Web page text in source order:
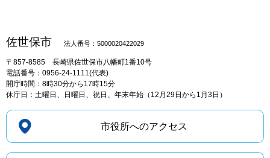
佐世保市 法人番号：5000020422029
〒857-8585 長崎県佐世保市八幡町1番10号
電話番号：0956-24-1111(代表)
開庁時間：8時30分から17時15分
休庁日：土曜日、日曜日、祝日、年末年始（12月29日から1月3日）
市役所へのアクセス